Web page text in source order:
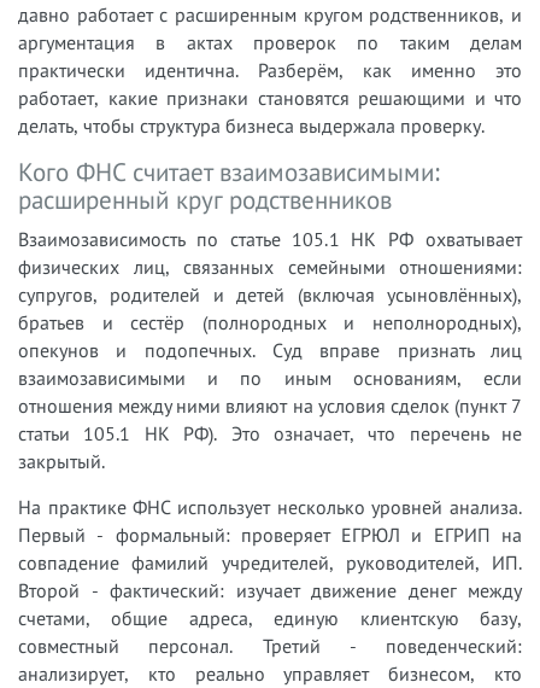
давно работает с расширенным кругом родственников, и
аргументация в актах проверок по таким делам
практически идентична. Разберём, как именно это
работает, какие признаки становятся решающими и что
делать, чтобы структура бизнеса выдержала проверку.
Кого ФНС считает взаимозависимыми:
расширенный круг родственников
Взаимозависимость по статье 105.1 НК РФ охватывает
физических лиц, связанных семейными отношениями:
супругов, родителей и детей (включая усыновлённых),
братьев и сестёр (полнородных и неполнородных),
опекунов и подопечных. Суд вправе признать лиц
взаимозависимыми и по иным основаниям, если
отношения между ними влияют на условия сделок (пункт 7
статьи 105.1 НК РФ). Это означает, что перечень не
закрытый.
На практике ФНС использует несколько уровней анализа.
Первый - формальный: проверяет ЕГРЮЛ и ЕГРИП на
совпадение фамилий учредителей, руководителей, ИП.
Второй - фактический: изучает движение денег между
счетами, общие адреса, единую клиентскую базу,
совместный персонал. Третий - поведенческий:
анализирует, кто реально управляет бизнесом, кто